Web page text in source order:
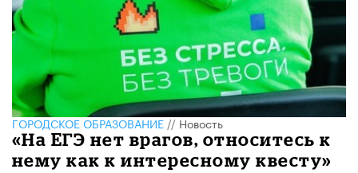
ГОРОДСКОЕ ОБРАЗОВАНИЕ//Новость
«На ЕГЭ нет врагов, относитесь к
нему как к интересному квесту»